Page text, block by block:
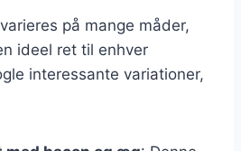
på mange måder,
ideel ret til enhver
interessante variationer,